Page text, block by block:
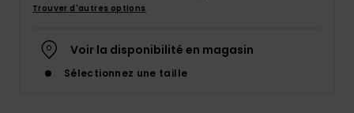
Trouver d'autres options
Voir la disponibilité en magasin
Sélectionnez une taille